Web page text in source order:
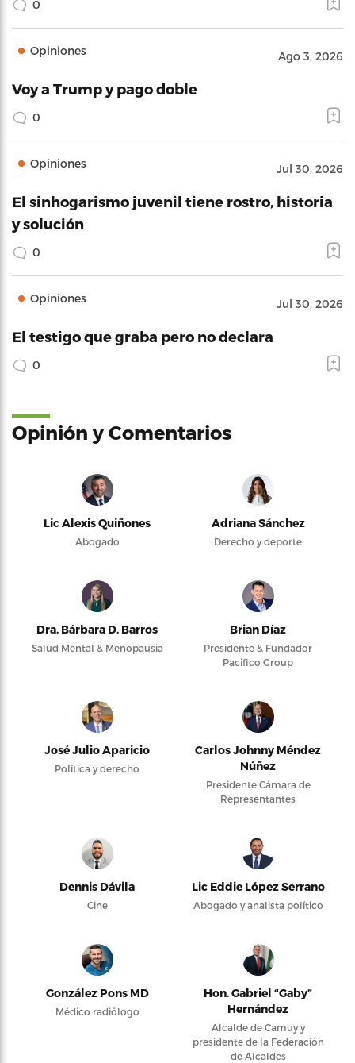
0
Opiniones Ago 3, 2026
Voy a Trump y pago doble
0
Opiniones Jul 30, 2026
El sinhogarismo juvenil tiene rostro, historia
y solución
0
Opiniones Jul 30, 2026
El testigo que graba pero no declara
0
Opinión y Comentarios
Lic Alexis Quiñones
Abogado
Adriana Sánchez
Derecho y deporte
Dra. Bárbara D. Barros
Salud Mental & Menopausia
Brian Díaz
Presidente & Fundador
Pacifico Group
José Julio Aparicio
Política y derecho
Carlos Johnny Méndez
Núñez
Presidente Cámara de
Representantes
Dennis Dávila
Cine
Lic Eddie López Serrano
Abogado y analista político
González Pons MD
Médico radiólogo
Hon. Gabriel “Gaby”
Hernández
Alcalde de Camuy y
presidente de la Federación
de Alcaldes